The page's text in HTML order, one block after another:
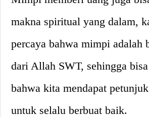
makna spiritual yang dalam,
percaya bahwa mimpi adalah
dari Allah SWT, sehingga
bahwa kita mendapat
untuk selalu berbuat baik.